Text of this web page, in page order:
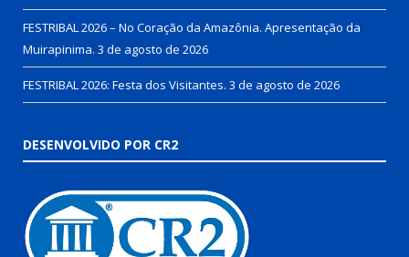
FESTRIBAL 2026 – No Coração da Amazônia. Apresentação da
Muirapinima. 3 de agosto de 2026
FESTRIBAL 2026: Festa dos Visitantes. 3 de agosto de 2026
DESENVOLVIDO POR CR2